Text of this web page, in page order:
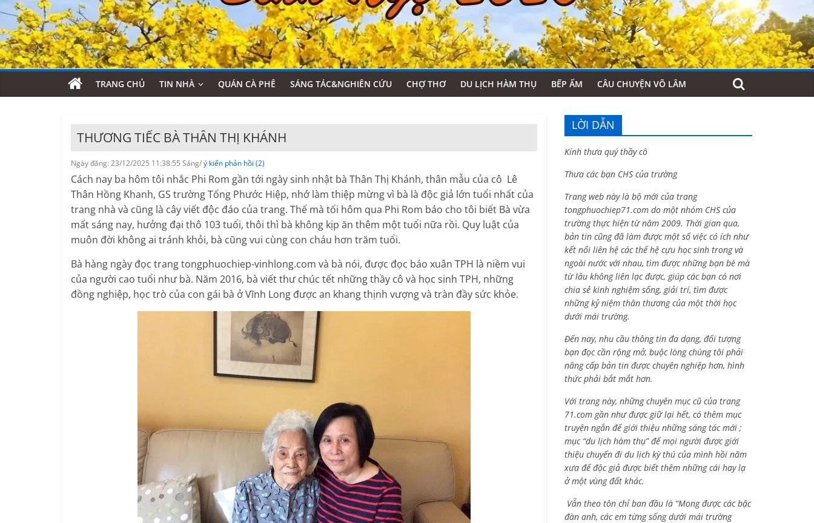
TRANG CHỦ TIN NHÀ QUÁN CÀ PHÊ SÁNG TÁC&NGHIÊN CỨU CHỢ THƠ DU LỊCH HÀM THỤ BẾP ẤM CÂU CHUYỆN VÕ LÂM
THƯƠNG TIẾC BÀ THÂN THỊ KHÁNH
Ngày đăng: 23/12/2025 11:38:55 Sáng/ý kiến phản hồi (2)
Cách nay ba hôm tôi nhắc Phi Rom gần tới ngày sinh nhật bà Thân Thị Khánh, thân mẫu của cô Lê
Thân Hồng Khanh, GS trường Tống Phước Hiệp, nhớ làm thiệp mừng vì bà là độc giả lớn tuổi nhất của
trang nhà và cũng là cây viết độc đáo của trang. Thế mà tối hôm qua Phi Rom báo cho tôi biết Bà vừa
mất sáng nay, hưởng đại thô 103 tuổi, thôi thì bà không kịp ăn thêm một tuổi nữa rồi. Quy luật của
muôn đời không ai tránh khỏi, bà cũng vui cùng con cháu hơn trăm tuổi.
Bà hàng ngày đọc trang tongphuochiep-vinhlong.com và bà nói, được đọc báo xuân TPH là niềm vui
của người cao tuổi như bà. Năm 2016, bà viết thư chúc tết những thầy cô và học sinh TPH, những
đồng nghiệp, học trò của con gái bà ở Vĩnh Long được an khang thịnh vượng và tràn đầy sức khỏe.
LỜI DẪN
Kính thưa quý thầy cô
Thưa các bạn CHS của trường
Trang web này là bộ mới của trang
tongphuochiep71.com do một nhóm CHS của
trường thực hiện từ năm 2009. Thời gian qua,
bản tin cũng đã làm được một số việc có ích như
kết nối liên hệ các thế hệ cựu học sinh trong và
ngoài nước với nhau, tìm được những bạn bè mà
từ lâu không liên lạc được, giúp các bạn có nơi
chia sẻ kinh nghiệm sống, giải trí, tìm được
những kỷ niệm thân thương của một thời học
dưới mái trường.
Đến nay, nhu cầu thông tin đa dạng, đối tượng
bạn đọc cần rộng mở, buộc lòng chúng tôi phải
nâng cấp bản tin được chuyên nghiệp hơn, hình
thức phải bắt mắt hơn.
Với trang này, những chuyên mục cũ của trang
71.com gần như được giữ lại hết, có thêm mục
truyện ngắn để giới thiệu những sáng tác mới ;
mục “du lịch hàm thụ” để mọi người được giới
thiệu chuyến đi du lịch kỳ thú của mình hồi năm
xưa để độc giả được biết thêm những cái hay lạ
ở một vùng đất khác.
Vẫn theo tôn chỉ ban đầu là “Mong được các bậc
đàn anh, các em từng sống dưới mái trường